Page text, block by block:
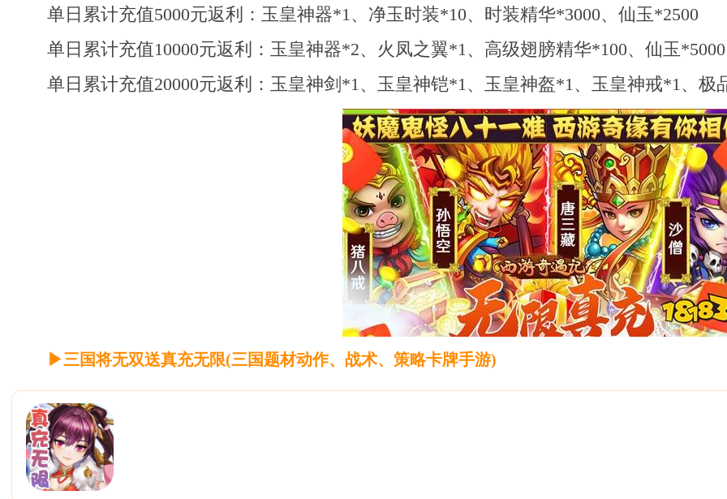
单日累计充值5000元返利：玉皇神器*1、净玉时装*10、时装精华*3000、仙玉*2500
单日累计充值10000元返利：玉皇神器*2、火凤之翼*1、高级翅膀精华*100、仙玉*5000
单日累计充值20000元返利：玉皇神剑*1、玉皇神铠*1、玉皇神盔*1、玉皇神戒*1、极
▶三国将无双送真充无限(三国题材动作、战术、策略卡牌手游)